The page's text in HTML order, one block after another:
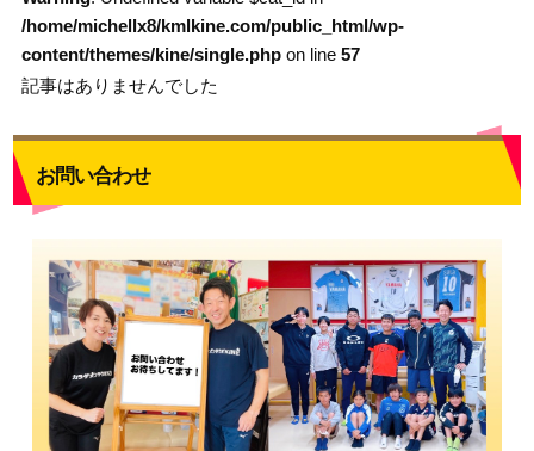
/home/michellx8/kmlkine.com/public_html/wp-
content/themes/kine/single.phpon line 57
記事はありませんでした
お問い合わせ